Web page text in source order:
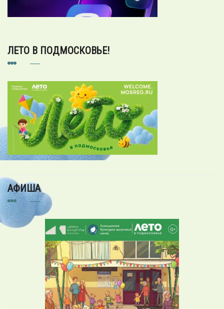
ЛЕТО В ПОДМОСКОВЬЕ!
АФИША